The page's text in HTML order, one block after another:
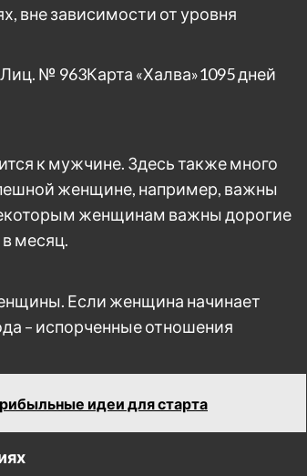
вне зависимости от уровня
№ 963Карта «Халва»1095 дней
к мужчине. Здесь также много
женщине, например, важны
женщинам важны дорогие
месяц.
Если женщина начинает
– испорченные отношения
идеи для старта